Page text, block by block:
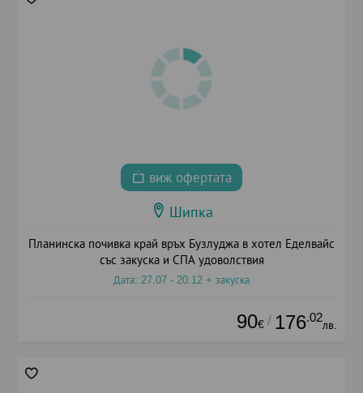
виж офертата
Шипка
Планинска почивка край връх Бузлуджа в хотел Еделвайс
със закуска и СПА удоволствия
Дата: 27.07 - 20.12 + закуска
90€ / 176.02
лв.